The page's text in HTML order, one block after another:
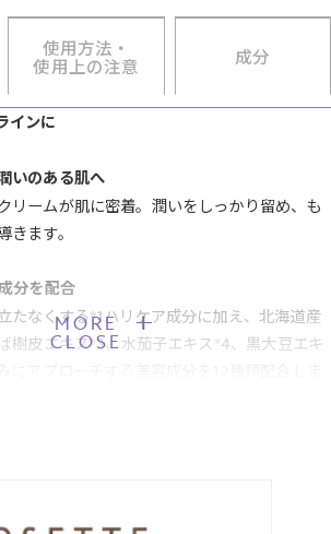
使用方法・
使用上の注意 成分
インに
いのある肌へ
リームが肌に密着。潤いをしっかり留め、も
きます。
分を配合
たなくする*1ハリケア成分に加え、北海道産
樹皮エキス*3、水茄子エキス*4、黒大豆エキ
MORE
CLOSE